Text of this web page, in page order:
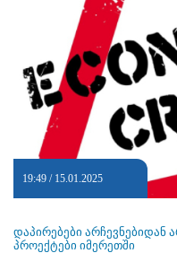
19:49 / 15.01.2025
დაპირებები არჩევნებიდან
პროექტები იმერეთში